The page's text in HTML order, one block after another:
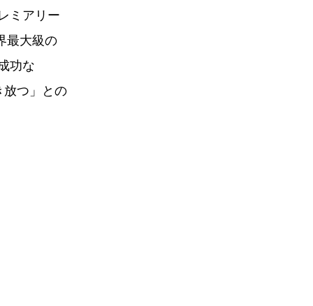
ミアリー
最大級の
功な
放つ」との